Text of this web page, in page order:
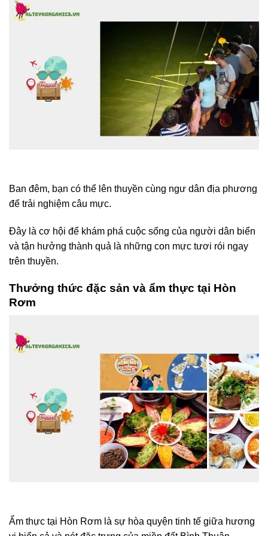
Ban đêm, bạn có thể lên thuyền cùng ngư dân địa phương
để trải nghiệm câu mực.
Đây là cơ hội để khám phá cuộc sống của người dân biển
và tận hưởng thành quả là những con mực tươi rói ngay
trên thuyền.
Thưởng thức đặc sản và ẩm thực tại Hòn
Rơm
Ẩm thực tại Hòn Rơm là sự hòa quyện tinh tế giữa hương